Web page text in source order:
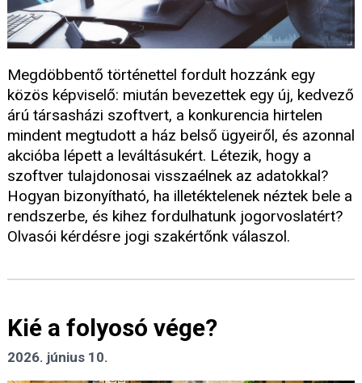
Megdöbbentő történettel fordult hozzánk egy
közös képviselő: miután bevezettek egy új, kedvező
árú társasházi szoftvert, a konkurencia hirtelen
mindent megtudott a ház belső ügyeiről, és azonnal
akcióba lépett a leváltásukért. Létezik, hogy a
szoftver tulajdonosai visszaélnek az adatokkal?
Hogyan bizonyítható, ha illetéktelenek néztek bele a
rendszerbe, és kihez fordulhatunk jogorvoslatért?
Olvasói kérdésre jogi szakértőnk válaszol.
Kié a folyosó vége?
2026. június 10.